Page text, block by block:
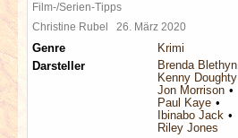
Film-/Serien-Tipps
Christine Rubel 26. März 2020
Genre
Krimi
Darsteller
Brenda Blethyn
Kenny Doughty
Jon Morrison
Paul Kaye
Ibinabo Jack
Riley Jones